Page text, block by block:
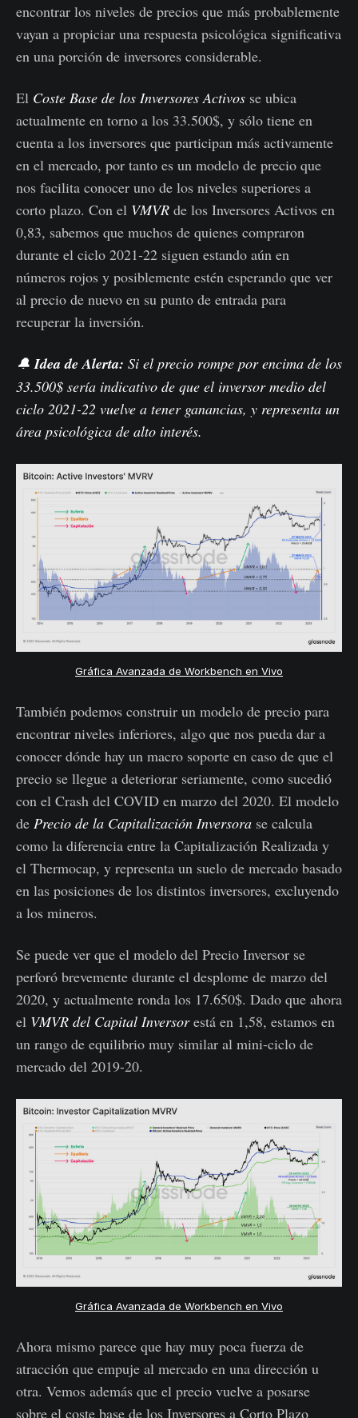
encontrar los niveles de precios que más probablemente
vayan a propiciar una respuesta psicológica significativa
en una porción de inversores considerable.
El Coste Base de los Inversores Activos se ubica
actualmente en torno a los 33.500$, y sólo tiene en
cuenta a los inversores que participan más activamente
en el mercado, por tanto es un modelo de precio que
nos facilita conocer uno de los niveles superiores a
corto plazo. Con el VMVR de los Inversores Activos en
0,83, sabemos que muchos de quienes compraron
durante el ciclo 2021-22 siguen estando aún en
números rojos y posiblemente estén esperando que ver
al precio de nuevo en su punto de entrada para
recuperar la inversión.
🔔 Idea de Alerta: Si el precio rompe por encima de los
33.500$ sería indicativo de que el inversor medio del
ciclo 2021-22 vuelve a tener ganancias, y representa un
área psicológica de alto interés.
Gráfica Avanzada de Workbench en Vivo
También podemos construir un modelo de precio para
encontrar niveles inferiores, algo que nos pueda dar a
conocer dónde hay un macro soporte en caso de que el
precio se llegue a deteriorar seriamente, como sucedió
con el Crash del COVID en marzo del 2020. El modelo
de Precio de la Capitalización Inversora se calcula
como la diferencia entre la Capitalización Realizada y
el Thermocap, y representa un suelo de mercado basado
en las posiciones de los distintos inversores, excluyendo
a los mineros.
Se puede ver que el modelo del Precio Inversor se
perforó brevemente durante el desplome de marzo del
2020, y actualmente ronda los 17.650$. Dado que ahora
el VMVR del Capital Inversorestá en 1,58, estamos en
un rango de equilibrio muy similar al mini-ciclo de
mercado del 2019-20.
Gráfica Avanzada de Workbench en Vivo
Ahora mismo parece que hay muy poca fuerza de
atracción que empuje al mercado en una dirección u
otra. Vemos además que el precio vuelve a posarse
sobre el coste base de los Inversores a Corto Plazo